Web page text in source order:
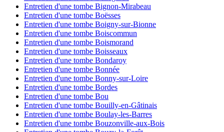
Entretien d'une tombe Bignon-Mirabeau
Entretien d'une tombe Boësses
Entretien d'une tombe Boigny-sur-Bionne
Entretien d'une tombe Boiscommun
Entretien d'une tombe Boismorand
Entretien d'une tombe Boisseaux
Entretien d'une tombe Bondaroy
Entretien d'une tombe Bonnée
Entretien d'une tombe Bonny-sur-Loire
Entretien d'une tombe Bordes
Entretien d'une tombe Bou
Entretien d'une tombe Bouilly-en-Gâtinais
Entretien d'une tombe Boulay-les-Barres
Entretien d'une tombe Bouzonville-aux-Bois